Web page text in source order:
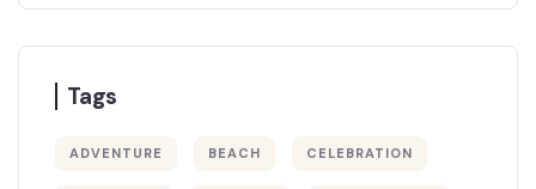
Tags
ADVENTURE BEACH CELEBRATION